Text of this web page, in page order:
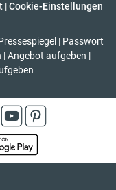
| Cookie-Einstellungen
| Passwort
| Angebot aufgeben |